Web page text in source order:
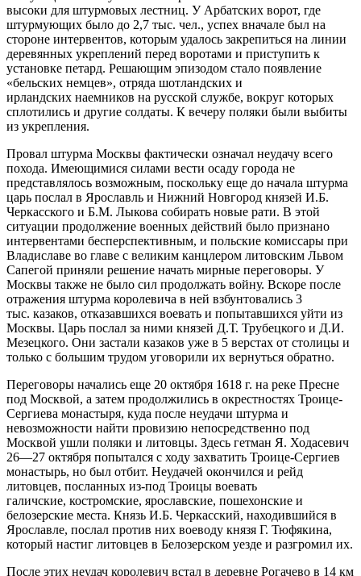
высоки для штурмовых лестниц. У Арбатских ворот, где
штурмующих было до 2,7 тыс. чел., успех вначале был на
стороне интервентов, которым удалось закрепиться на линии
деревянных укреплений перед воротами и приступить к
установке петард. Решающим эпизодом стало появление
«бельских немцев», отряда шотландских и
ирландских наемников на русской службе, вокруг которых
сплотились и другие солдаты. К вечеру поляки были выбиты
из укрепления.
Провал штурма Москвы фактически означал неудачу всего
похода. Имеющимися силами вести осаду города не
представлялось возможным, поскольку еще до начала штурма
царь послал в Ярославль и Нижний Новгород князей И.Б.
Черкасского и Б.М. Лыкова собирать новые рати. В этой
ситуации продолжение военных действий было признано
интервентами бесперспективным, и польские комиссары при
Владиславе во главе с великим канцлером литовским Львом
Сапегой приняли решение начать мирные переговоры. У
Москвы также не было сил продолжать войну. Вскоре после
отражения штурма королевича в ней взбунтовались 3
тыс. казаков, отказавшихся воевать и попытавшихся уйти из
Москвы. Царь послал за ними князей Д.Т. Трубецкого и Д.И.
Мезецкого. Они застали казаков уже в 5 верстах от столицы и
только с большим трудом уговорили их вернуться обратно.
Переговоры начались еще 20 октября 1618 г. на реке Пресне
под Москвой, а затем продолжились в окрестностях Троице-
Сергиева монастыря, куда после неудачи штурма и
невозможности найти провизию непосредственно под
Москвой ушли поляки и литовцы. Здесь гетман Я. Ходасевич
26—27 октября попытался с ходу захватить Троице-Сергиев
монастырь, но был отбит. Неудачей окончился и рейд
литовцев, посланных из-под Троицы воевать
галичские, костромские, ярославские, пошехонские и
белозерские места. Князь И.Б. Черкасский, находившийся в
Ярославле, послал против них воеводу князя Г. Тюфякина,
который настиг литовцев в Белозерском уезде и разгромил их.
После этих неудач королевич встал в деревне Рогачево в 14 км